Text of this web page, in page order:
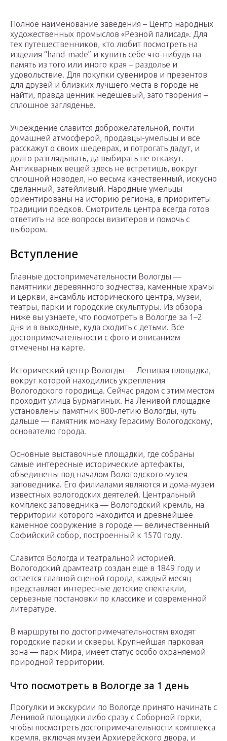
Полное наименование заведения – Центр народных
художественных промыслов «Резной палисад». Для
тех путешественников, кто любит посмотреть на
изделия “hand-made” и купить себе что-нибудь на
память из того или иного края – раздолье и
удовольствие. Для покупки сувениров и презентов
для друзей и близких лучшего места в городе не
найти, правда ценник недешевый, зато творения –
сплошное загляденье.
Учреждение славится доброжелательной, почти
домашней атмосферой, продавцы-умельцы и все
расскажут о своих шедеврах, и потрогать дадут, и
долго разглядывать, да выбирать не откажут.
Антикварных вещей здесь не встретишь, вокруг
сплошной новодел, но весьма качественный, искусно
сделанный, затейливый. Народные умельцы
ориентированы на историю региона, в приоритеты
традиции предков. Смотритель центра всегда готов
ответить на все вопросы визитеров и помочь с
выбором.
Вступление
Главные достопримечательности Вологды —
памятники деревянного зодчества, каменные храмы
и церкви, ансамбль исторического центра, музеи,
театры, парки и городские скульптуры. Из обзора
ниже вы узнаете, что посмотреть в Вологде за 1–2
дня и в выходные, куда сходить с детьми. Все
достопримечательности с фото и описанием
отмечены на карте.
Исторический центр Вологды — Ленивая площадка,
вокруг которой находились укрепления
Вологодского городища. Сейчас рядом с этим местом
проходит улица Бурмагиных. На Ленивой площадке
установлены памятник 800-летию Вологды, чуть
дальше — памятник монаху Герасиму Вологодскому,
основателю города.
Основные выставочные площадки, где собраны
самые интересные исторические артефакты,
объединены под началом Вологодского музея-
заповедника. Его филиалами являются и дома-музеи
известных вологодских деятелей. Центральный
комплекс заповедника — Вологодский кремль, на
территории которого находится и древнейшее
каменное сооружение в городе — величественный
Софийский собор, построенный к 1570 году.
Славится Вологда и театральной историей.
Вологодский драмтеатр создан еще в 1849 году и
остается главной сценой города, каждый месяц
представляет интересные детские спектакли,
серьезные постановки по классике и современной
литературе.
В маршруты по достопримечательностям входят
городские парки и скверы. Крупнейшая парковая
зона — парк Мира, имеет статус особо охраняемой
природной территории.
Что посмотреть в Вологде за 1 день
Прогулки и экскурсии по Вологде принято начинать с
Ленивой площадки либо сразу с Соборной горки,
чтобы посмотреть достопримечательности комплекса
кремля, включая музеи Архиерейского двора, и